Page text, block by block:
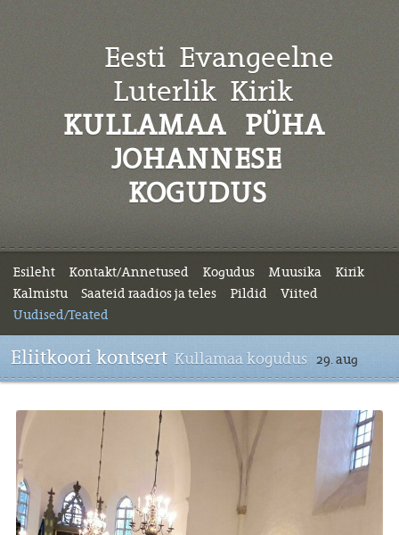
Eesti Evangeelne
Luterlik Kirik
KULLAMAA PÜHA
JOHANNESE
KOGUDUS
Esileht Kontakt/Annetused Kogudus Muusika
Kirik
Kalmistu
Saateid raadios ja teles Pildid
Viited
Uudised/Teated
Eliitkoori kontsert Kullamaa kogudus 29. aug